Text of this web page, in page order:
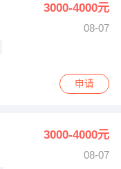
3000-4000元
08-07
申请
3000-4000元
08-07